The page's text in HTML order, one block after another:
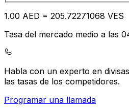
1.00 AED = 205.72271068 VES
Tasa del mercado medio a las
Habla con un experto en
las tasas de los competidores.
Programar una llamada